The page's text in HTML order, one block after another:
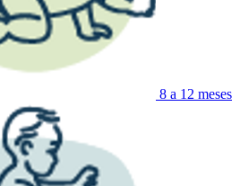
8 a 12 meses